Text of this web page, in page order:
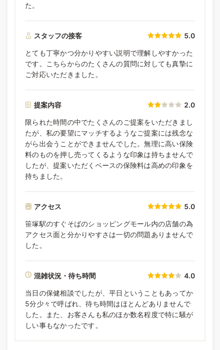
た。
スタッフの接客 5.0
とても丁寧かつ分かりやすい説明で理解しやすかった
です。こちらからのたくさんの質問に対しても真摯に
ご対応いただきました。
提案内容 2.0
限られた時間の中でたくさんのご提案をいただきまし
たが、私の要望にマッチするようなご提案には残念な
がら出会うことができませんでした。無理に高い保険
料のものを押し売ってくるような印象は持ちませんで
したが、提案いただくベースの保険料は高めの印象を
持ちました。
アクセス 5.0
笹塚駅のすぐそばのショッピングモール内の店舗の為
アクセス面と分かりやすさは一切の問題ありませんで
した。
混雑状況・待ち時間 4.0
当日の保健相談でしたが、平日ということもあってか
5分少々で呼ばれ、待ち時間はほとんどありませんで
した。また、お客さんも私のほか数名程度で特に騒が
しい事もなかったです。